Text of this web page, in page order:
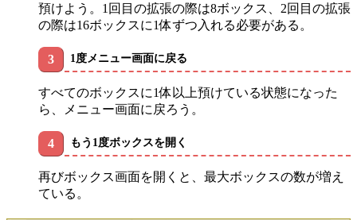
預けよう。1回目の拡張の際は8ボックス、2回目の拡張
の際は16ボックスに1体ずつ入れる必要がある。
1度メニュー画面に戻る
すべてのボックスに1体以上預けている状態になった
ら、メニュー画面に戻ろう。
もう1度ボックスを開く
再びボックス画面を開くと、最大ボックスの数が増え
ている。